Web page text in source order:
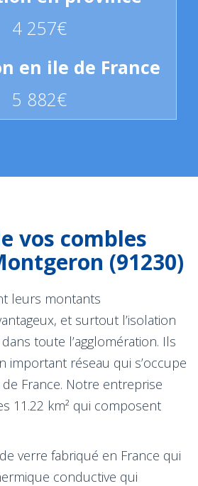
4 257€
5 882€
vos combles
(91230)
leurs montants
et surtout l’isolation
toute l’agglomération. Ils
important réseau qui s’occupe
France. Notre entreprise
11.22 km² qui composent
verre fabriqué en France qui
conductive qui